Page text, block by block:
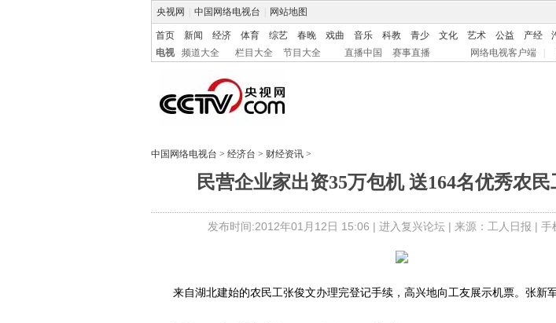
央视网 中国网络电视台 网站地图
首页 新闻 经济 体育 综艺 春晚 戏曲 音乐 科教 青少 文化 艺术 公益 产经
电视
频道大全 栏目大全 节目大全 直播中国 赛事直播 网络电视客户端
中国网络电视台 > 经济台 > 财经资讯 >
民营企业家出资35万包机 送164名优秀农
发布时间:2012年01月12日 15:06 | 进入复兴论坛| 来源：工人日报 | 手
来自湖北建始的农民工张俊文办理完登记手续，高兴地向工友展示机票。张新